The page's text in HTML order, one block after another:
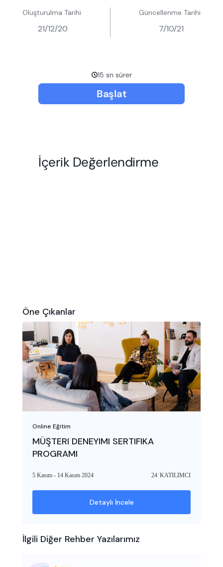
Oluşturulma Tarihi
21/12/20
Güncellenme Tarihi
7/10/21
Öne Çıkanlar
Online Eğitim
MÜŞTERI DENEYIMI SERTIFIKA
PROGRAMI
5 Kasım - 14 Kasım 2024 24 KATILIMCI
Detaylı İncele
İlgili Diğer Rehber Yazılarımız